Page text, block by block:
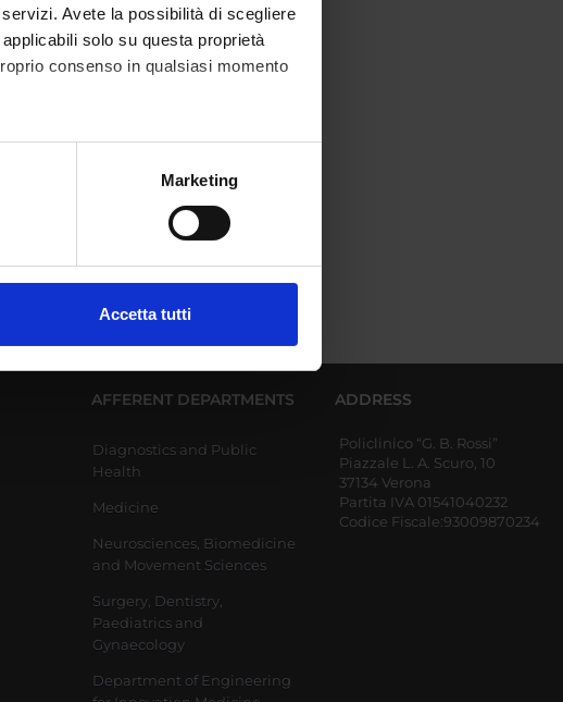
Avete la possibilità di scegliere
solo su questa proprietà
consenso in qualsiasi momento
di qualche metro,Marketing
Accetta tutti
AFFERENT DEPARTMENTS
Diagnostics and Public
Health
Medicine
Neurosciences, Biomedicine
and Movement Sciences
Surgery, Dentistry,
Paediatrics and
Gynaecology
Department of Engineering
ADDRESS
Policlinico “G. B. Rossi”
Piazzale L. A. Scuro, 10
37134 Verona
Partita IVA 01541040232
Codice Fiscale:93009870234